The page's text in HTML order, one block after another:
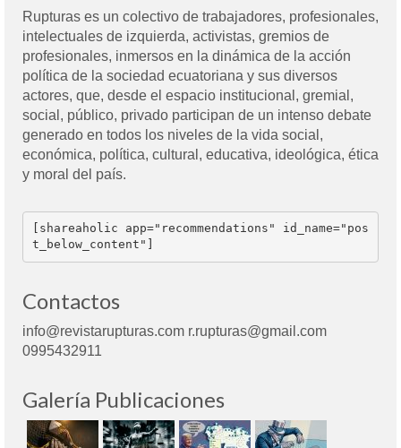
Rupturas es un colectivo de trabajadores, profesionales,
intelectuales de izquierda, activistas, gremios de
profesionales, inmersos en la dinámica de la acción
política de la sociedad ecuatoriana y sus diversos
actores, que, desde el espacio institucional, gremial,
social, público, privado participan de un intenso debate
generado en todos los niveles de la vida social,
económica, política, cultural, educativa, ideológica, ética
y moral del país.
[shareaholic app="recommendations" id_name="pos
t_below_content"]
Contactos
info@revistarupturas.com r.rupturas@gmail.com
0995432911
Galería Publicaciones